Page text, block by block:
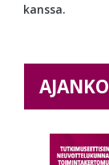
kanssa.